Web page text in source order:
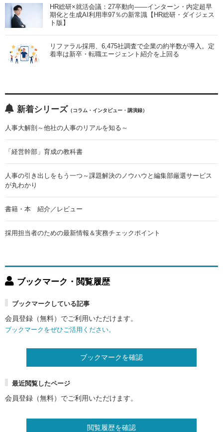
HR総研×就活会議：27卒動向――インターン・内定超早
期化と生成AI利用率97％の新常識【HR総研・ダイジェス
ト版】
リファラル採用、6,475社調査で企業の約半数が導入。定
着率は新卒・転職エージェント紹介を上回る
新着シリーズ （コラム・インタビュー・講演録）
人事大解剖～他社の人事のリアルを知る～
「経営幹部」育成の教科書
人事の引き出しをもう一つ～課題解決のノウハウと編集部厳選サービス
が丸わかり
書籍・本 紹介／レビュー
採用担当者のための最新情報＆実務チェックポイント
ブックマーク・閲覧履歴
ブックマークしている記事
会員登録（無料）でご利用いただけます。
ブックマークをぜひご活用ください。
ブックマークを確認
最近閲覧したページ
会員登録（無料）でご利用いただけます。
閲覧履歴を確認